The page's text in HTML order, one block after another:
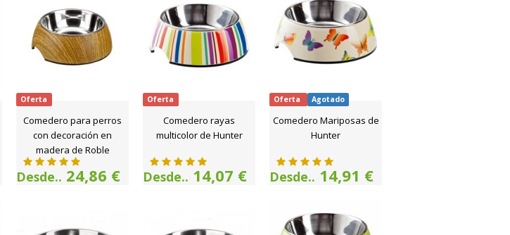
Oferta
Comedero para perros
con decoración en
madera de Roble
Desde.. 24,86 €
Oferta
Comedero rayas
multicolor de Hunter
Desde.. 14,07 €
Oferta Agotado
Comedero Mariposas de
Hunter
Desde.. 14,91 €